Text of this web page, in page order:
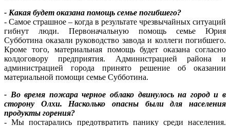
- Какая будет оказана помощь семье погибшего?
- Самое страшное – когда в результате чрезвычайных ситуаций
гибнут люди. Первоначальную помощь семье Юрия
Субботина оказали руководство завода и коллеги погибшего.
Кроме того, материальная помощь будет оказана согласно
колдоговору предприятия. Администрацией района и
администрацией города принято решение об оказании
материальной помощи семье Субботина.
- Во время пожара черное облако двинулось на город и в
сторону Олхи. Насколько опасны были для населения
продукты горения?
- Мы постарались предотвратить панику среди населения.